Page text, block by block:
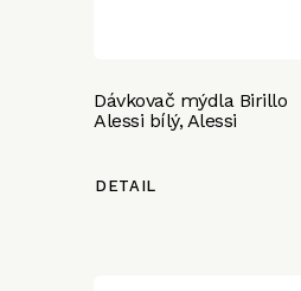
Dávkovač mýdla Birillo
Alessi bílý, Alessi
DETAIL